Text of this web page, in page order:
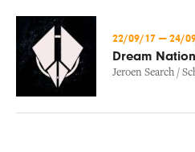
22/09/17 — 24/
Dream
Jeroen Search /